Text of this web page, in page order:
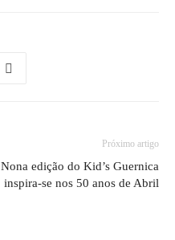
Próximo artigo
Nona edição do Kid’s Guernica
inspira-se nos 50 anos de Abril